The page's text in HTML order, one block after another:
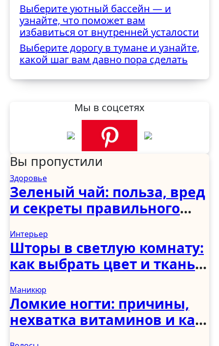
Выберите уютный бассейн — и
узнайте, что поможет вам
избавиться от внутренней усталости
Выберите дорогу в тумане и узнайте,
какой шаг вам давно пора сделать
Мы в соцсетях
Вы пропустили
Здоровье
Зеленый чай: польза, вред
и секреты правильного
Интерьер
Шторы в светлую комнату:
как выбрать цвет и ткань
Маникюр
Ломкие ногти: причины,
нехватка витаминов и как